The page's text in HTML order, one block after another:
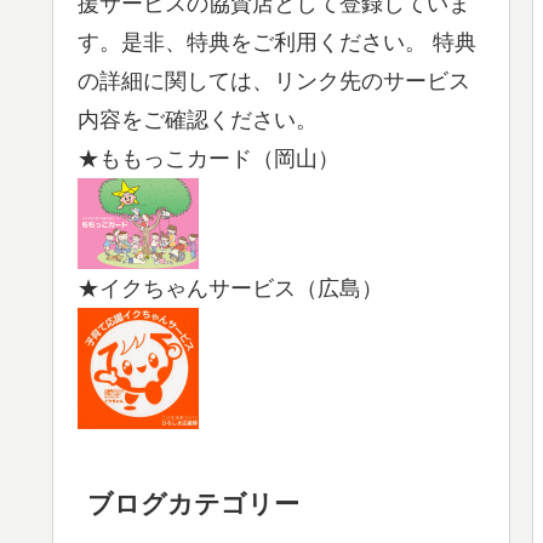
す。是非、特典をご利用ください。 特典
の詳細に関しては、リンク先のサービス
内容をご確認ください。
★ももっこカード（岡山）
★イクちゃんサービス（広島）
ブログカテゴリー